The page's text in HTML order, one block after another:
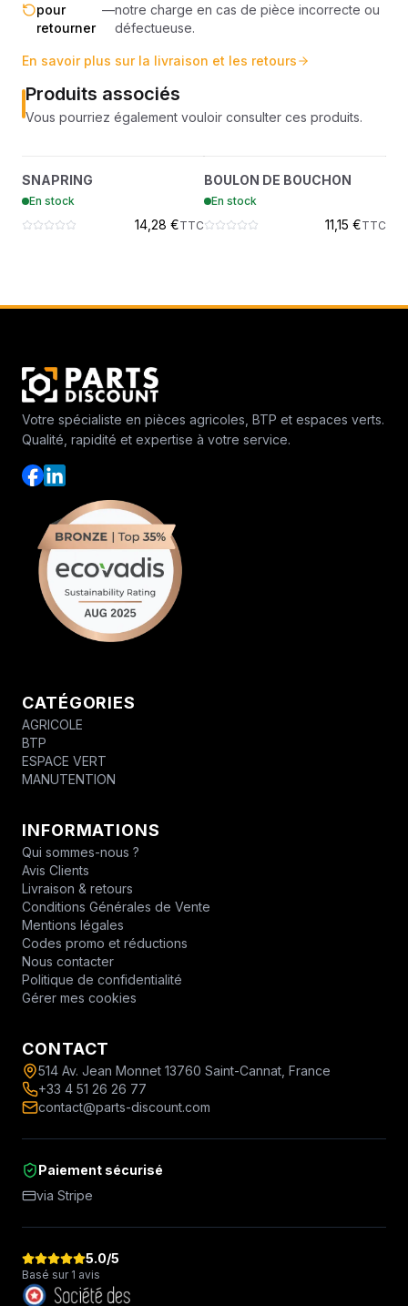
pour
retourner
—notre charge en cas de pièce incorrecte ou
défectueuse.
En savoir plus sur la livraison et les retours
Produits associés
Vous pourriez également vouloir consulter ces produits.
7JM90
SNAPRING
En stock
14,28 €TTC
?
7409937
BOULON DE BOUCHON
En stock
11,15 €TTC
Votre spécialiste en pièces agricoles, BTP et espaces verts.
Qualité, rapidité et expertise à votre service.
CATÉGORIES
AGRICOLE
BTP
ESPACE VERT
MANUTENTION
INFORMATIONS
Qui sommes-nous ?
Avis Clients
Livraison & retours
Conditions Générales de Vente
Mentions légales
Codes promo et réductions
Nous contacter
Politique de confidentialité
Gérer mes cookies
CONTACT
514 Av. Jean Monnet 13760 Saint-Cannat, France
+33 4 51 26 26 77
contact@parts-discount.com
Paiement sécurisé
via Stripe
5.0/5
Basé sur 1 avis